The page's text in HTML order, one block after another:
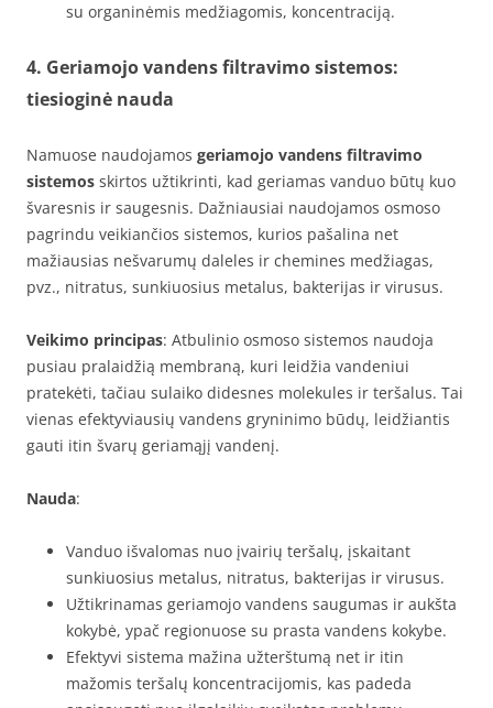
su organinėmis medžiagomis, koncentraciją.
4. Geriamojo vandens filtravimo sistemos:
tiesioginė nauda
Namuose naudojamos geriamojo vandens filtravimo
sistemos skirtos užtikrinti, kad geriamas vanduo būtų kuo
švaresnis ir saugesnis. Dažniausiai naudojamos osmoso
pagrindu veikiančios sistemos, kurios pašalina net
mažiausias nešvarumų daleles ir chemines medžiagas,
pvz., nitratus, sunkiuosius metalus, bakterijas ir virusus.
Veikimo principas: Atbulinio osmoso sistemos naudoja
pusiau pralaidžią membraną, kuri leidžia vandeniui
pratekėti, tačiau sulaiko didesnes molekules ir teršalus. Tai
vienas efektyviausių vandens gryninimo būdų, leidžiantis
gauti itin švarų geriamąjį vandenį.
Nauda:
Vanduo išvalomas nuo įvairių teršalų, įskaitant
sunkiuosius metalus, nitratus, bakterijas ir virusus.
Užtikrinamas geriamojo vandens saugumas ir aukšta
kokybė, ypač regionuose su prasta vandens kokybe.
Efektyvi sistema mažina užterštumą net ir itin
mažomis teršalų koncentracijomis, kas padeda